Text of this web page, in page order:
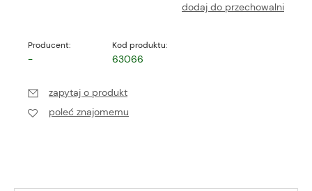
dodaj do przechowalni
Producent:
-
Kod produktu:
63066
zapytaj o produkt
poleć znajomemu